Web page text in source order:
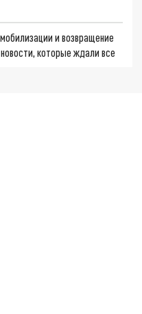
и возвращение
которые ждали все